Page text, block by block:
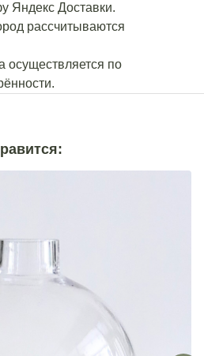
Яндекс Доставки.
рассчитываются
осуществляется по